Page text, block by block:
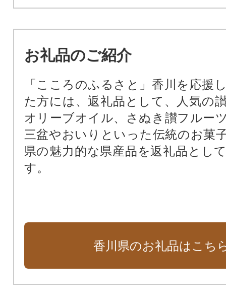
観光
瀬戸内国際芸術祭
香川県立アリーナ
知事におまかせ
お礼品のご紹介
「こころのふるさと」香川を応援
た方には、返礼品として、人気の
オリーブオイル、さぬき讃フルー
三盆やおいりといった伝統のお菓
県の魅力的な県産品を返礼品とし
す。
香川県のお礼品はこち